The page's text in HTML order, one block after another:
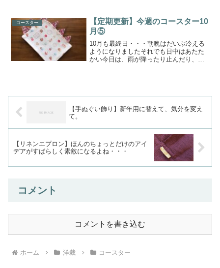
ませんが、勝手にデイジーと名付けてま
す(笑)色違い...
コースター
【定期更新】今週のコースター10
月⑤
10月も最終日・・・朝晩はだいぶ冷える
ようになりましたそれでも日中はあたた
かい今日は、雨が降ったり止んだり、時
【手ぬぐい飾り】新年用に替えて、気分を変え
て。
【リネンエプロン】ほんのちょっとだけのアイ
デアがすばらしく素敵になるよね・・・
コメント
コメントを書き込む
ホーム 洋裁 コースター